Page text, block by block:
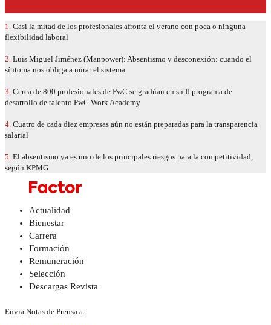
1. Casi la mitad de los profesionales afronta el verano con poca o ninguna
flexibilidad laboral
2. Luis Miguel Jiménez (Manpower): Absentismo y desconexión: cuando el
síntoma nos obliga a mirar el sistema
3. Cerca de 800 profesionales de PwC se gradúan en su II programa de
desarrollo de talento PwC Work Academy
4. Cuatro de cada diez empresas aún no están preparadas para la transparencia
salarial
5. El absentismo ya es uno de los principales riesgos para la competitividad,
según KPMG
Actualidad
Bienestar
Carrera
Formación
Remuneración
Selección
Descargas Revista
Envía Notas de Prensa a: